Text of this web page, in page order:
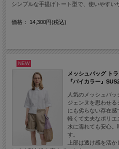
シンプルな手提げトート型で、使いやすい
価格： 14,300円(税込)
NEW
メッシュバッグ ト
『バイカラー』
人気のメッシュバ
ジェンヌを思わせ
にも劣らない存在感
軽くて丈夫なポリエ
水に濡れても安心
す。
上部は透け感を活